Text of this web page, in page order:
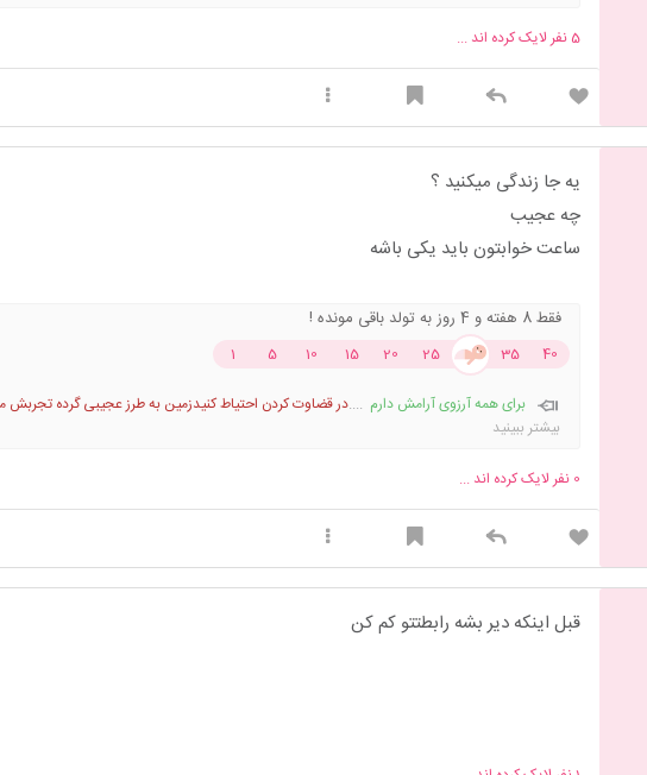
5 نفر لایک کرده اند ...
یه جا زندگی میکنید ؟
چه عجیب
ساعت خوابتون باید یکی باشه
فقط 8 هفته و 4 روز به تولد باقی مونده !
1 5 10 15 20 25 30 35 40
برای همه آرزوی آرامش دارم ....در قضاوت کردن احتیاط کنیدزمین به طرز عجیبی گرده تجربش
میگم.............من وفادارترین آدما رو دیدم که خیانت کردن.باهوش‌ترین آدما رو دیدم که فریب
کردن.و از همه‌ی این‌ها متوجه شدم هیچ بد و خوب مطلقی وجود نداره، همه ممکنه اشتباه کنن و
بیشتر ببینید
0 نفر لایک کرده اند ...
قبل اینکه دیر بشه رابطتتو کم کن